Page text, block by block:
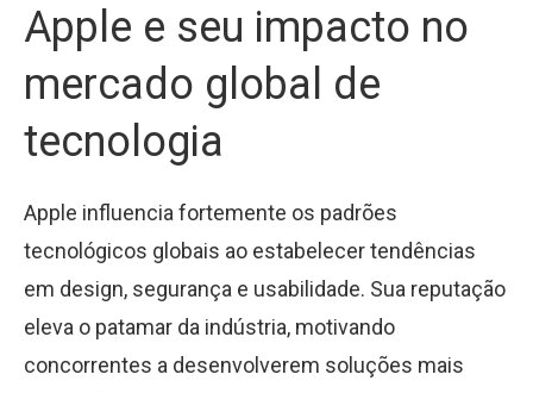
Apple e seu impacto no
mercado global de
tecnologia
Apple influencia fortemente os padrões
tecnológicos globais ao estabelecer tendências
em design, segurança e usabilidade. Sua reputação
eleva o patamar da indústria, motivando
concorrentes a desenvolverem soluções mais